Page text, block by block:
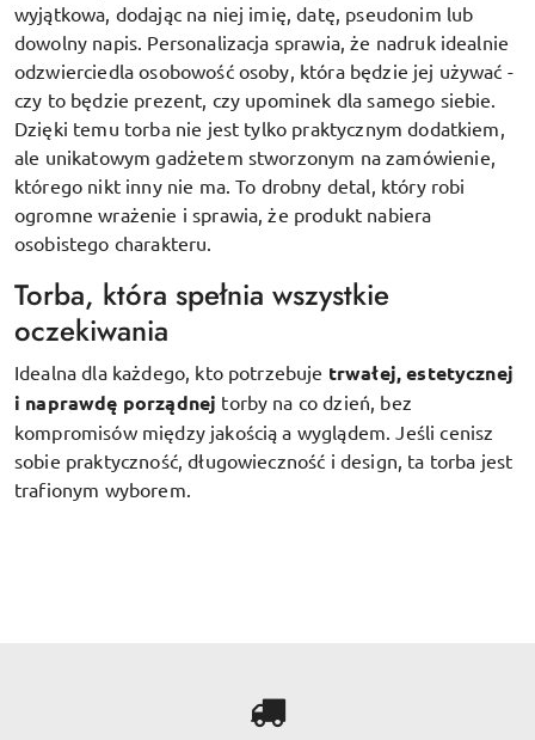
wyjątkowa, dodając na niej imię, datę, pseudonim lub
dowolny napis. Personalizacja sprawia, że nadruk idealnie
odzwierciedla osobowość osoby, która będzie jej używać -
czy to będzie prezent, czy upominek dla samego siebie.
Dzięki temu torba nie jest tylko praktycznym dodatkiem,
ale unikatowym gadżetem stworzonym na zamówienie,
którego nikt inny nie ma. To drobny detal, który robi
ogromne wrażenie i sprawia, że produkt nabiera
osobistego charakteru.
Torba, która spełnia wszystkie
oczekiwania
Idealna dla każdego, kto potrzebuje trwałej, estetycznej
i naprawdę porządnej torby na co dzień, bez
kompromisów między jakością a wyglądem. Jeśli cenisz
sobie praktyczność, długowieczność i design, ta torba jest
trafionym wyborem.